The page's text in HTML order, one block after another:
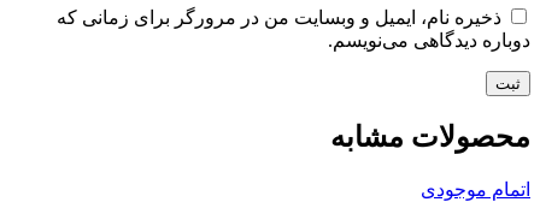
ذخیره نام، ایمیل و وبسایت من در مرورگر برای زمانی که
دوباره دیدگاهی می‌نویسم.
محصولات مشابه
اتمام موجودی